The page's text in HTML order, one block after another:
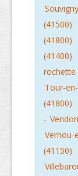
(41500)
(41800)
(41400)
rochette
Tour-
(41800)
-
Vernou-
(41150)